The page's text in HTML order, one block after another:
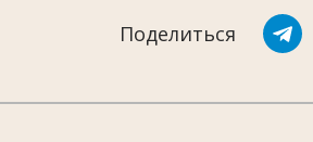
Поделиться